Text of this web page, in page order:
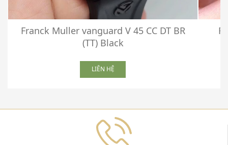
Franck Muller vanguard V 45 CC DT BR
(TT) Black
LIÊN HỆ